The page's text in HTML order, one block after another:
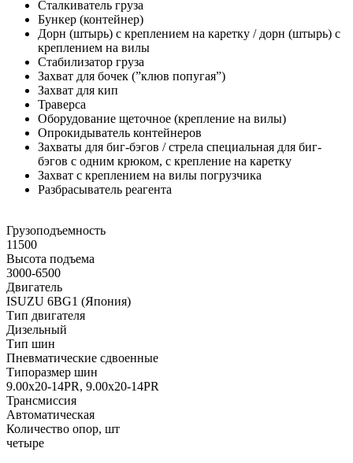
Сталкиватель груза
Бункер (контейнер)
Дорн (штырь) с креплением на каретку / дорн (штырь) с
креплением на вилы
Стабилизатор груза
Захват для бочек (”клюв попугая”)
Захват для кип
Траверса
Оборудование щеточное (крепление на вилы)
Опрокидыватель контейнеров
Захваты для биг-бэгов / стрела специальная для биг-
бэгов с одним крюком, с крепление на каретку
Захват с креплением на вилы погрузчика
Разбрасыватель реагента
Грузоподъемность
11500
Высота подъема
3000-6500
Двигатель
ISUZU 6BG1 (Япония)
Тип двигателя
Дизельный
Тип шин
Пневматические сдвоенные
Типоразмер шин
9.00x20-14PR, 9.00x20-14PR
Трансмиссия
Автоматическая
Количество опор, шт
четыре